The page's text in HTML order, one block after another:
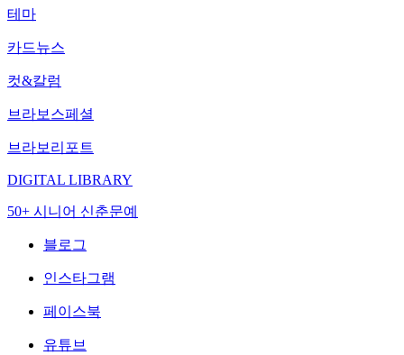
테마
카드뉴스
컷&칼럼
브라보스페셜
브라보리포트
DIGITAL LIBRARY
50+ 시니어 신춘문예
블로그
인스타그램
페이스북
유튜브